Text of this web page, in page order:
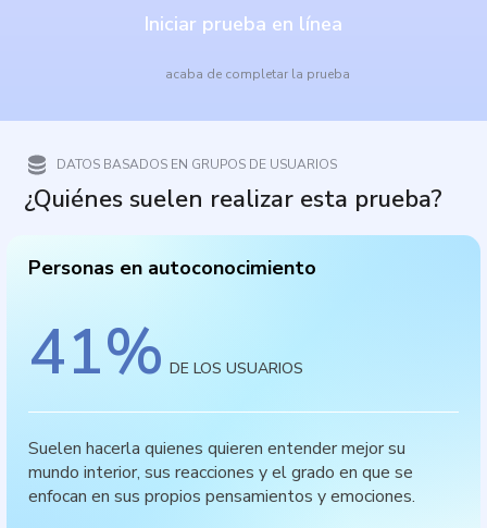
Iniciar prueba en línea
acaba de completar la prueba
DATOS BASADOS EN GRUPOS DE USUARIOS
¿Quiénes suelen realizar esta prueba?
Personas en autoconocimiento
41% DE LOS USUARIOS
Suelen hacerla quienes quieren entender mejor su
mundo interior, sus reacciones y el grado en que se
enfocan en sus propios pensamientos y emociones.